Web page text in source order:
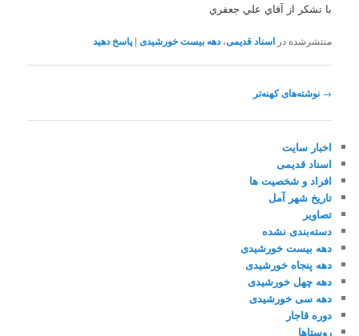
با تشکر از آقاي علي جعفري
منتشرشده در اسناد قدیمی،دهه بیست خورشیدی |پاسخ دهید
ناوبری
→ نوشته‌های کهنه‌تر
اخبار سایت
اسناد قدیمی
افراد و شخصیت ها
تاریخ شهر آمل
تصاویر
دسته‌بندی نشده
دهه بیست خورشیدی
دهه پنجاه خورشیدی
دهه چهل خورشیدی
دهه سی خورشیدی
دوره قاجار
روستاها